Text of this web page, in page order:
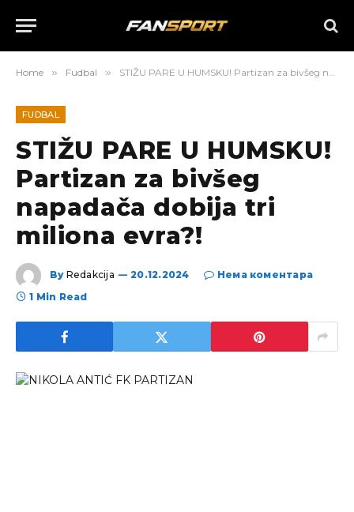
Home » Fudbal » STIŽU PARE U HUMSKU! Partizan za bivšeg napadača dobija tri miliona evra?!
FUDBAL
STIŽU PARE U HUMSKU!
Partizan za bivšeg
napadača dobija tri
miliona evra?!
By Redakcija 20.12.2024
Нема коментара
1 Min Read